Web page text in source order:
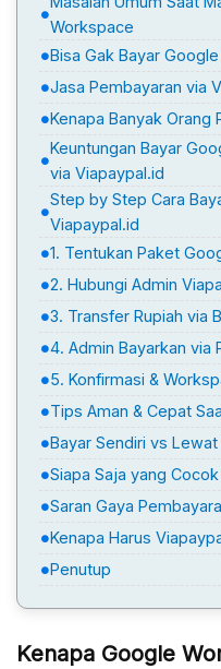
Workspace
Bisa Gak Bayar
Jasa Pembayaran via
Kenapa Banyak Orang
Keuntungan Bayar
via Viapaypal.id
Step by Step Cara
Viapaypal.id
1. Tentukan Paket
2. Hubungi Admin
3. Transfer Rupiah via
4. Admin Bayarkan via
5. Konfirmasi &
Tips Aman & Cepat
Bayar Sendiri vs
Siapa Saja yang
Saran Gaya
Kenapa Harus
Penutup
Kenapa Google